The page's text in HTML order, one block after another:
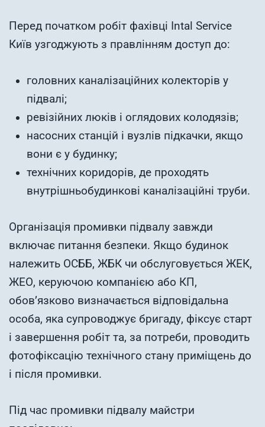
Перед початком робіт фахівці Intal Service
Київ узгоджують з правлінням доступ до:
головних каналізаційних колекторів у
підвалі;
ревізійних люків і оглядових колодязів;
насосних станцій і вузлів підкачки, якщо
вони є у будинку;
технічних коридорів, де проходять
внутрішньобудинкові каналізаційні труби.
Організація промивки підвалу завжди
включає питання безпеки. Якщо будинок
належить ОСББ, ЖБК чи обслуговується ЖЕК,
ЖЕО, керуючою компанією або КП,
обов’язково визначається відповідальна
особа, яка супроводжує бригаду, фіксує старт
і завершення робіт та, за потреби, проводить
фотофіксацію технічного стану приміщень до
і після промивки.
Під час промивки підвалу майстри